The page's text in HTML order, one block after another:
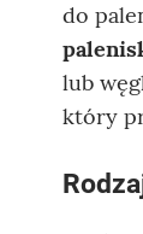
do
lub
który